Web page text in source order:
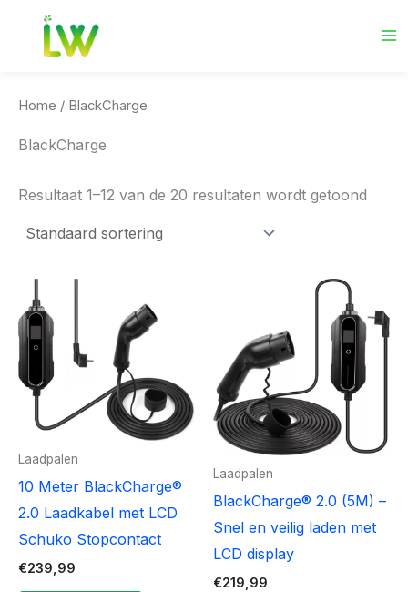
Home / BlackCharge
BlackCharge
Resultaat 1–12 van de 20 resultaten wordt getoond
Laadpalen
10 Meter BlackCharge®
2.0 Laadkabel met LCD
Schuko Stopcontact
€239,99
Laadpalen
BlackCharge® 2.0 (5M) –
Snel en veilig laden met
LCD display
€219,99